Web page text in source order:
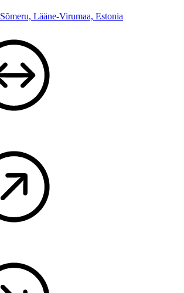
Sõmeru, Lääne-Virumaa, Estonia